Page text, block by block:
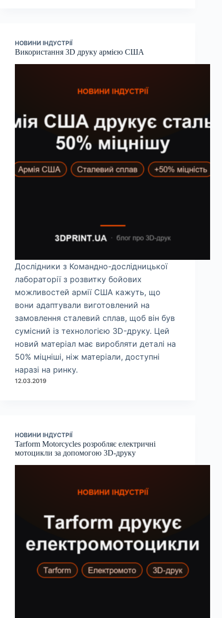
НОВИНИ ІНДУСТРІЇ
Використання 3D друку армією США
Дослідники з Командно-дослідницької
лабораторії з розвитку бойових
можливостей армії США кажуть, що
вони адаптували виготовлений на
замовлення сталевий сплав, щоб він був
сумісний із технологією 3D-друку. Цей
новий матеріал має виробляти деталі на
50% міцніші, ніж матеріали, доступні
наразі на ринку.
12.03.2019
НОВИНИ ІНДУСТРІЇ
Tarform Motorcycles розробляє електричні
мотоцикли за допомогою 3D-друку